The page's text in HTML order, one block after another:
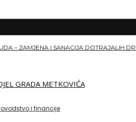
– ZAMJENA I SANACIJA DOTRAJALIH
i financije